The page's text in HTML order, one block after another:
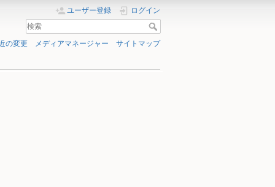
ユーザー登録 ログイン
の変更 メディアマネージャー サイトマップ